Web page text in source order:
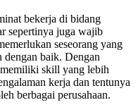
bekerja di bidang
sepertinya juga wajib
seseorang yang
dengan baik. Dengan
skill yang lebih
kerja dan tentunya
berbagai perusahaan.